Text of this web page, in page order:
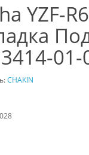
YZF-
01-
CHAKIN